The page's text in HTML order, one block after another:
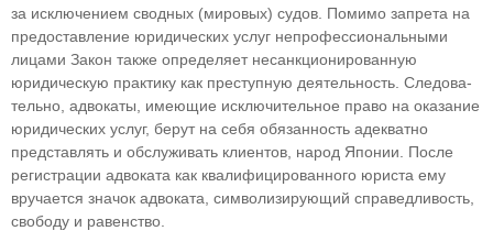
за исключением сводных (мировых) судов. Поми­мо запрета на
предоставление юридических ус­луг непрофессиональными
лицами Закон также определяет несанкционированную
юридическую практику как преступную деятельность. Следова­
тельно, адвокаты, имеющие исключительное пра­во на оказание
юридических услуг, берут на себя обязанность адекватно
представлять и обслужи­вать клиентов, народ Японии. После
регистрации адвоката как квалифицированного юриста ему
вручается значок адвоката, символизирующий справедливость,
свободу и равенство.